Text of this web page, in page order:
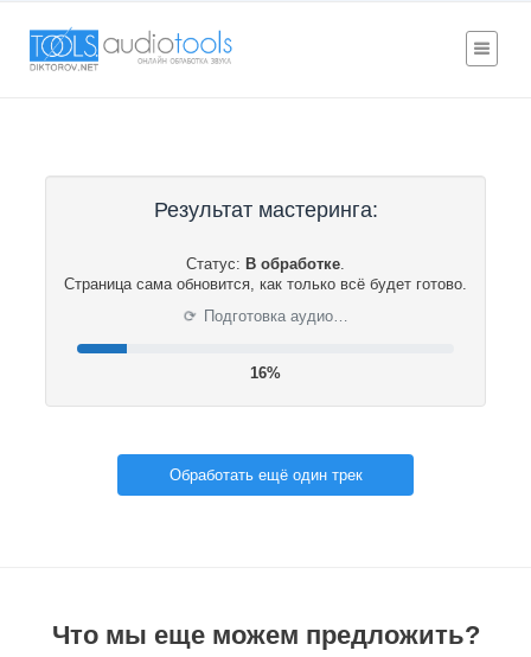
Результат мастеринга:
Статус: В обработке.
Страница сама обновится, как только всё будет готово.
⟳ Подготовка аудио…
17%
Обработать ещё один трек
Что мы еще можем предложить?